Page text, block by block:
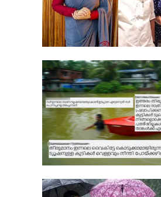
CONTACT US